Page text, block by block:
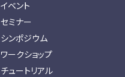
イベント
セミナー
シンポジウム
ワークショップ
チュートリアル